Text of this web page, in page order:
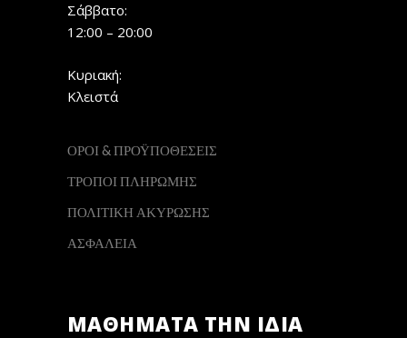
Σάββατο:
12:00 – 20:00
Κυριακή:
Κλειστά
ΟΡΟΙ & ΠΡΟΫΠΟΘΕΣΕΙΣ
ΤΡΟΠΟΙ ΠΛΗΡΩΜΗΣ
ΠΟΛΙΤΙΚΗ ΑΚΥΡΩΣΗΣ
ΑΣΦΑΛΕΙΑ
ΜΑΘΗΜΑΤΑ ΤΗΝ ΙΔΙΑ